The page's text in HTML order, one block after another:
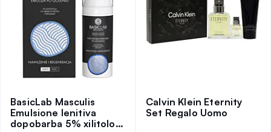
BasicLab Masculis
Emulsione lenitiva
dopobarba 5% xilitolo,
Calvin Klein Eternity
Set Regalo Uomo